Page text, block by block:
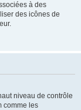
à des
des icônes de
niveau de contrôle
comme les